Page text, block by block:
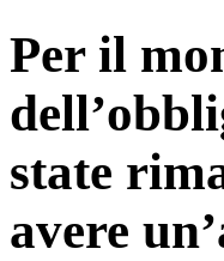
Per il
state
avere